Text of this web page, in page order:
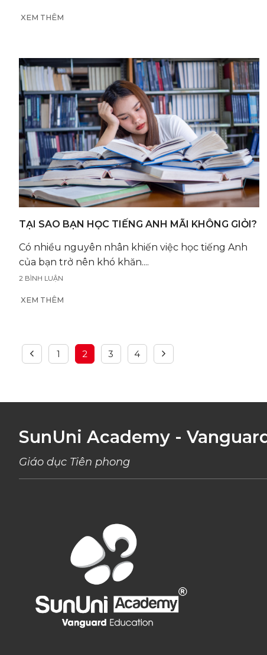
XEM THÊM
TẠI SAO BẠN HỌC TIẾNG ANH MÃI KHÔNG GIỎI?
Có nhiều nguyên nhân khiến việc học tiếng Anh
của bạn trở nên khó khăn....
2 BÌNH LUẬN
XEM THÊM
1 2 3 4
SunUni Academy -
Giáo dục Tiên phong